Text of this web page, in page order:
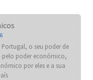
o seu poder de
poder económico,
por eles e a sua